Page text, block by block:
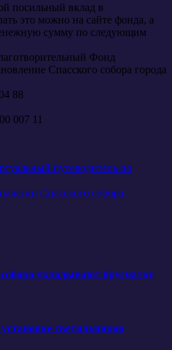
посильный вклад в
это можно на сайте фонда, а
сумму по следующим
Фонд
Спасского собора города
88
007 11
путеводитель по
Спасского собора
укладывают брусчатку
светильников